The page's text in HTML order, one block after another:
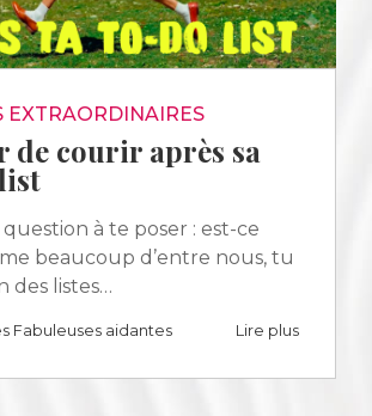
EXTRAORDINAIRES
de courir après sa
à te poser : est-ce
beaucoup d’entre nous, tu
des listes…
Fabuleuses aidantes Lire plus